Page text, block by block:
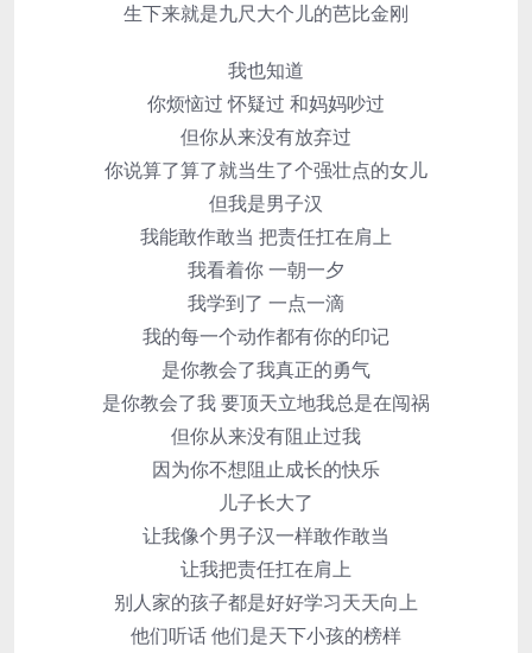
生下来就是九尺大个儿的芭比金刚
我也知道
你烦恼过 怀疑过 和妈妈吵过
但你从来没有放弃过
你说算了算了就当生了个强壮点的女儿
但我是男子汉
我能敢作敢当 把责任扛在肩上
我看着你 一朝一夕
我学到了 一点一滴
我的每一个动作都有你的印记
是你教会了我真正的勇气
是你教会了我 要顶天立地我总是在闯祸
但你从来没有阻止过我
因为你不想阻止成长的快乐
儿子长大了
让我像个男子汉一样敢作敢当
让我把责任扛在肩上
别人家的孩子都是好好学习天天向上
他们听话 他们是天下小孩的榜样